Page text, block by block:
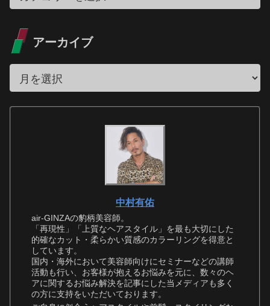
アーカイブ
中村有佑
air-GINZAの豹柄美容師。
「再現性」「上質なヘアスタイル」を最も大切にした
的確なカット・柔らかい質感のカラーリングを得意と
しています。
国内・海外において美容師向けにセミナーなどの講師
活動も行い、お客様が抱えるお悩みを元に、数々のヘ
アに関するお悩み解決を記事にした当メディアも多く
の方に支持をいただいております。